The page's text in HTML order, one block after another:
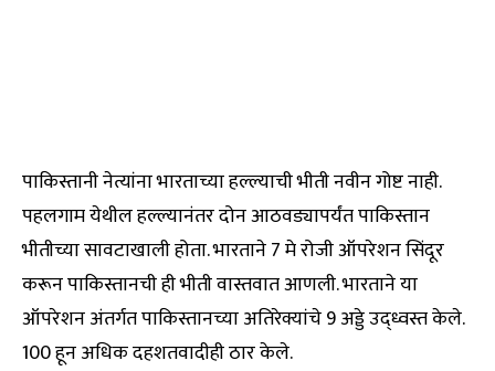
पाकिस्तानी नेत्यांना भारताच्या हल्ल्याची भीती नवीन गोष्ट नाही.
पहलगाम येथील हल्ल्यानंतर दोन आठवड्यापर्यंत पाकिस्तान
भीतीच्या सावटाखाली होता. भारताने 7 मे रोजी ऑपरेशन सिंदूर
करून पाकिस्तानची ही भीती वास्तवात आणली. भारताने या
ऑपरेशन अंतर्गत पाकिस्तानच्या अतिरेक्यांचे 9 अड्डे उद्ध्वस्त केले.
100 हून अधिक दहशतवादीही ठार केले.